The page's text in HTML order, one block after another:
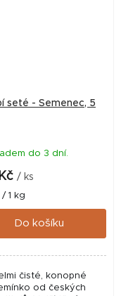
seté - Semenec, 5
do 3 dní.
/ ks
/ 1 kg
Do košíku
čisté, konopné
od českých